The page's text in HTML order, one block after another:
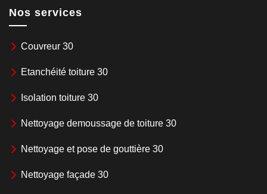
Nos services
Couvreur 30
Etanchéité toiture 30
Isolation toiture 30
Nettoyage demoussage de toiture 30
Nettoyage et pose de gouttière 30
Nettoyage façade 30